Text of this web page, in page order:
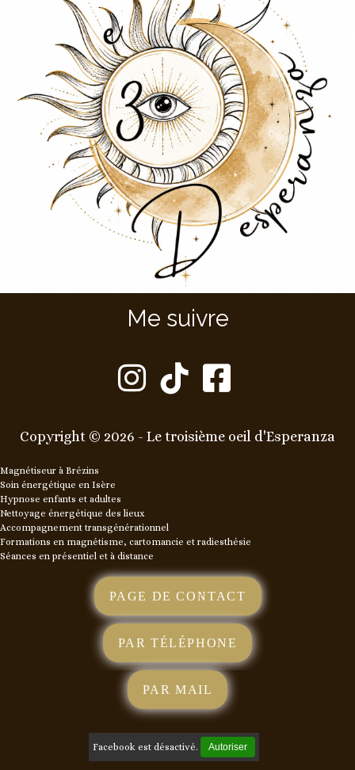
Me suivre
  
Copyright © 2026 - Le troisième oeil d'Esperanza
Magnétiseur à Brézins
Soin énergétique en Isère
Hypnose enfants et adultes
Nettoyage énergétique des lieux
Accompagnement transgénérationnel
Formations en magnétisme, cartomancie et radiesthésie
Séances en présentiel et à distance
PAGE DE CONTACT
PAR TÉLÉPHONE
PAR MAIL
Facebook est désactivé. Autoriser